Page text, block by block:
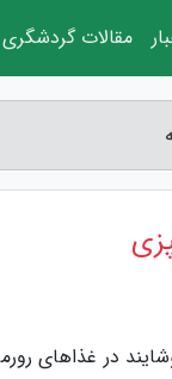
در غذاهای
مقالات گردشگری